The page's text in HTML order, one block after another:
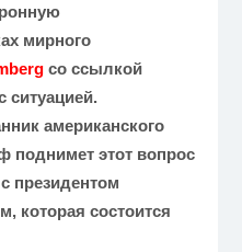
мирного
со ссылкой
ситуацией.
американского
поднимет этот вопрос
президентом
состоится